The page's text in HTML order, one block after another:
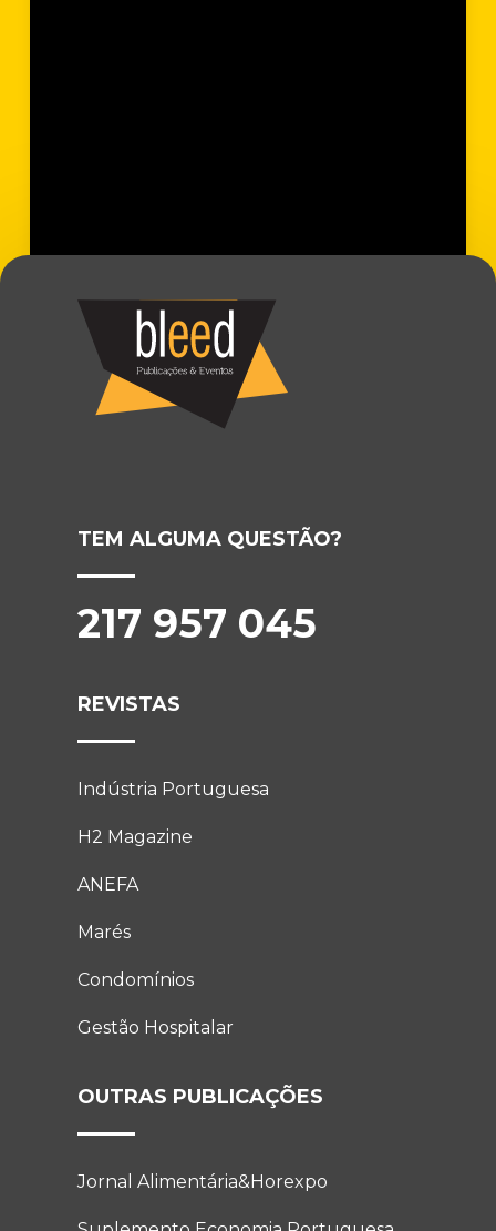
TEM ALGUMA QUESTÃO?
217 957 045
REVISTAS
Indústria Portuguesa
H2 Magazine
ANEFA
Marés
Condomínios
Gestão Hospitalar
OUTRAS PUBLICAÇÕES
Jornal Alimentária&Horexpo